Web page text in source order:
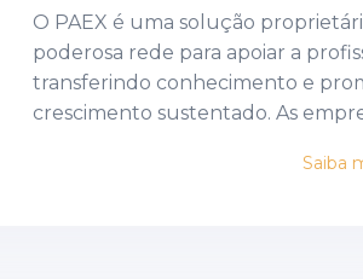
O PAEX é uma solução
poderosa rede para apoiar a
transferindo conhecimento e
crescimento sustentado. As empresas parceiras têm acesso a um
impacto social e resultados noSaiba